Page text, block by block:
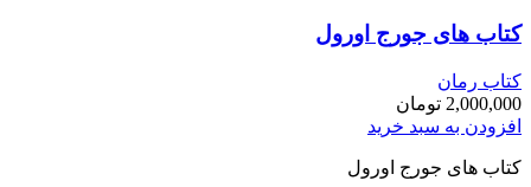
کتاب های جورج اورول
کتاب رمان
2,000,000 تومان
افزودن به سبد خرید
کتاب های جورج اورول